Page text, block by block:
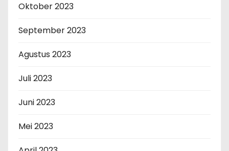
Oktober 2023
September 2023
Agustus 2023
Juli 2023
Juni 2023
Mei 2023